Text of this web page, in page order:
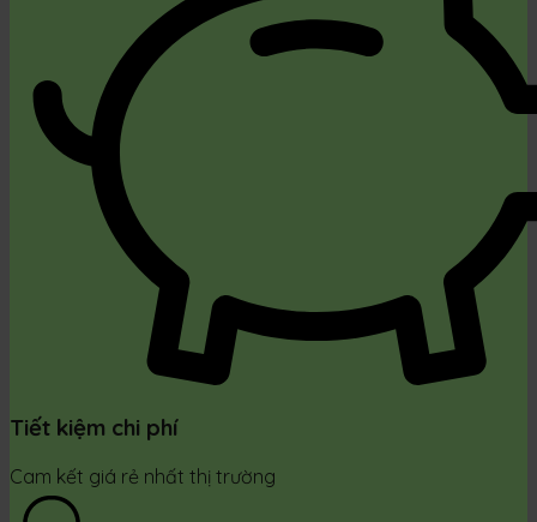
Tiết kiệm chi phí
Cam kết giá rẻ nhất thị trường